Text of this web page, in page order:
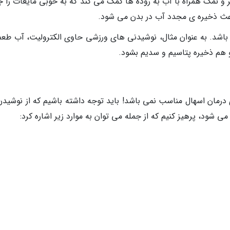
ذخیره ی مجدد آب در بدن می شود.
به عنوان مثال، نوشیدنی های ورزشی حاوی الکترولیت، آب
هم ذخیره پتاسیم و سدیم بشود.
درمان اسهال مناسب نمی باشد! باید توجه داشته باشیم که از
پرهیز کنیم که از جمله می توان به موارد زیر اشاره کرد: